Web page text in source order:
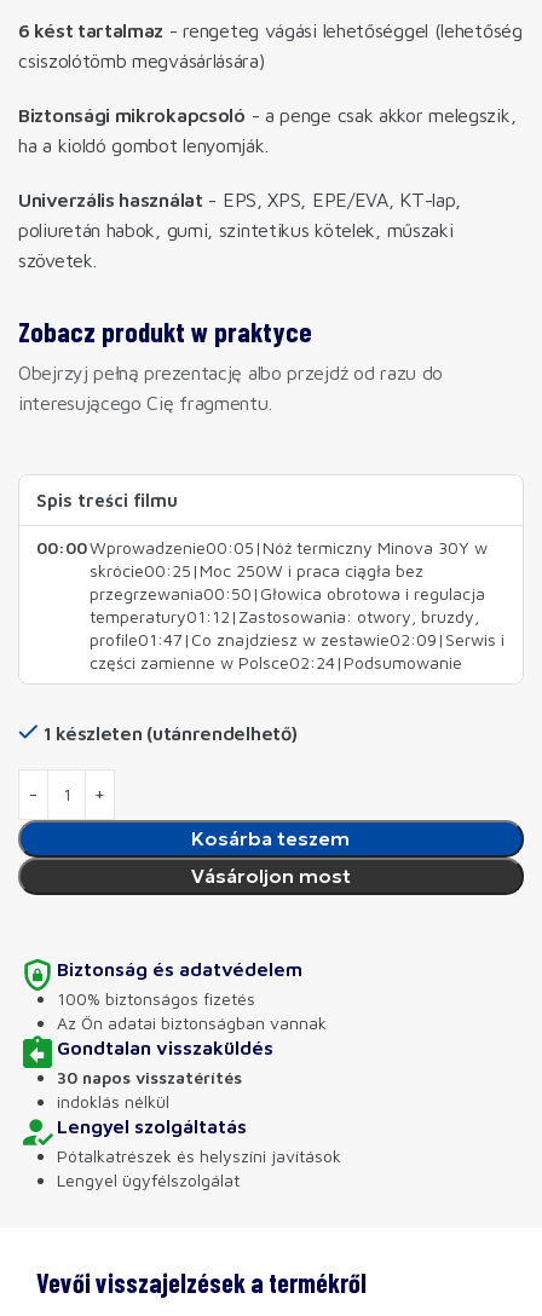
6 kést tartalmaz - rengeteg vágási lehetőséggel (lehetőség
csiszolótömb megvásárlására)
Biztonsági mikrokapcsoló - a penge csak akkor melegszik,
ha a kioldó gombot lenyomják.
Univerzális használat - EPS, XPS, EPE/EVA, KT-lap,
poliuretán habok, gumi, szintetikus kötelek, műszaki
szövetek.
Zobacz produkt w praktyce
Obejrzyj pełną prezentację albo przejdź od razu do
interesującego Cię fragmentu.
Spis treści filmu
00:00Wprowadzenie00:05|Nóż termiczny Minova 30Y w
skrócie00:25|Moc 250W i praca ciągła bez
przegrzewania00:50|Głowica obrotowa i regulacja
temperatury01:12|Zastosowania: otwory, bruzdy,
profile01:47|Co znajdziesz w zestawie02:09|Serwis i
części zamienne w Polsce02:24|Podsumowanie
1 készleten (utánrendelhető)
Kosárba teszem
Vásároljon most
Biztonság és adatvédelem
100% biztonságos fizetés
Az Ön adatai biztonságban vannak
Gondtalan visszaküldés
30 napos visszatérítés
indoklás nélkül
Lengyel szolgáltatás
Pótalkatrészek és helyszíni javítások
Lengyel ügyfélszolgálat
Vevői visszajelzések a termékről